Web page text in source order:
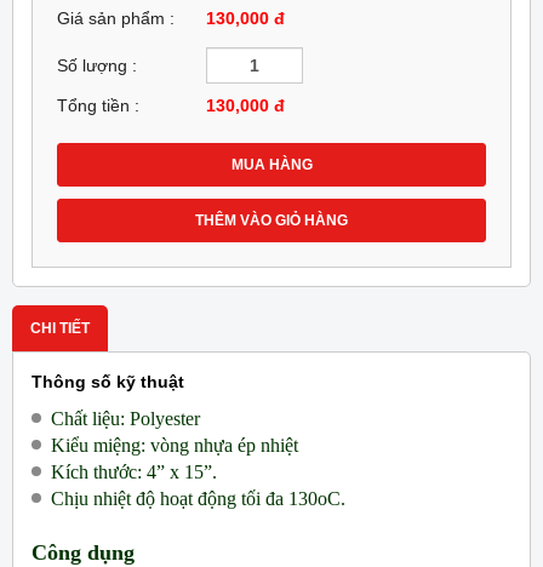
Giá sản phẩm : 130,000 đ
Số lượng :
Tổng tiền : 130,000 đ
MUA HÀNG
THÊM VÀO GIỎ HÀNG
CHI TIẾT
Thông số kỹ thuật
Chất liệu: Polyester
Kiểu miệng: vòng nhựa ép nhiệt
Kích thước: 4” x 15”.
Chịu nhiệt độ hoạt động tối đa 130oC.
Công dụng